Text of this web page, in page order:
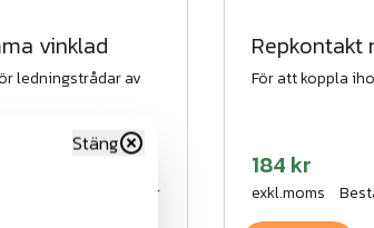
vinklad
ledningstrådar av
3-4 dagar
Repkontakt
För att koppla
184 kr
exkl.moms
Stäng